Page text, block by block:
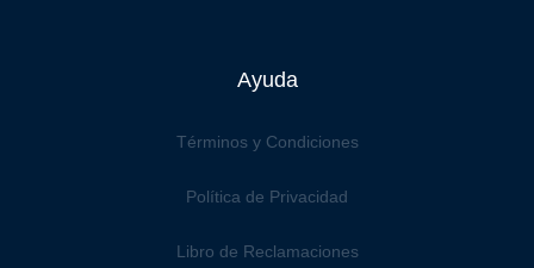
Ayuda
Términos y Condiciones
Política de Privacidad
Libro de Reclamaciones